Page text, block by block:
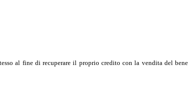
al fine di recuperare il proprio credito con la vendita del bene